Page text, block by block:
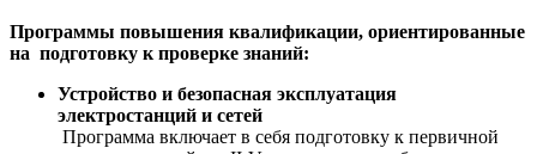
Программы повышения квалификации, ориентированные
на подготовку к проверке знаний:
Устройство и безопасная эксплуатация
электростанций и сетей
Программа включает в себя подготовку к первичной